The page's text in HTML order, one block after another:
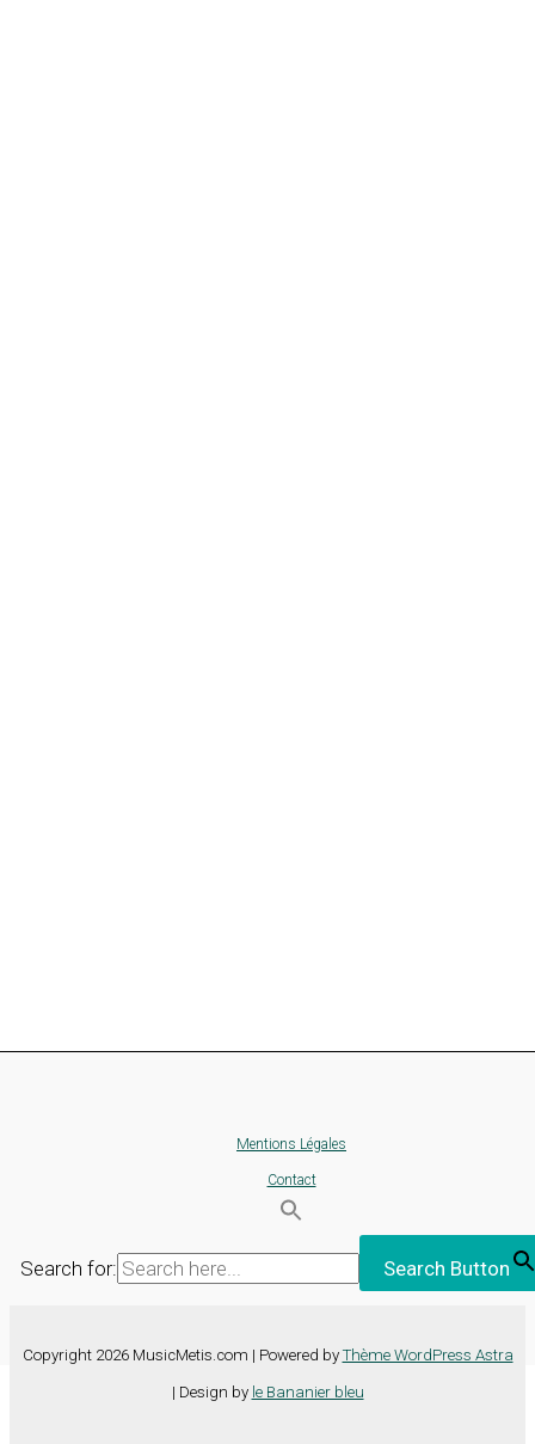
Mentions Légales
Contact
Search for: Search Button
Copyright 2026 MusicMetis.com | Powered by Thème WordPress Astra
| Design by le Bananier bleu